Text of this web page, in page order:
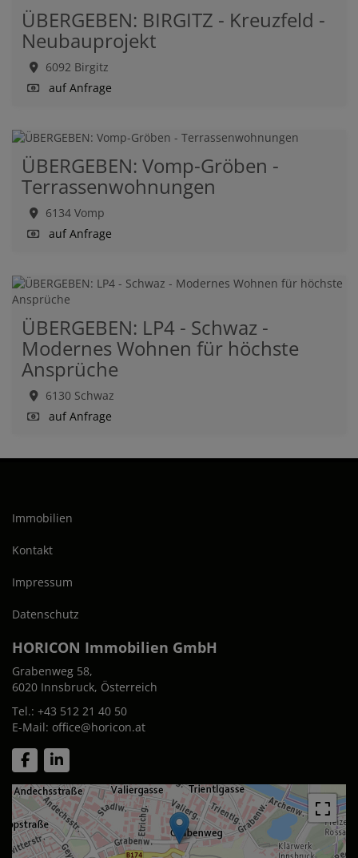
ÜBERGEBEN: BIRGITZ - Kreuzfeld -
Neubauprojekt
6092 Birgitz
auf Anfrage
ÜBERGEBEN: Vomp-Gröben -
Terrassenwohnungen
6134 Vomp
auf Anfrage
ÜBERGEBEN: LP4 - Schwaz -
Modernes Wohnen für höchste
Ansprüche
6130 Schwaz
auf Anfrage
Immobilien
Kontakt
Impressum
Datenschutz
HORICON Immobilien GmbH
Grabenweg 58,
6020 Innsbruck, Österreich
Tel.: +43 512 21 40 50
E-Mail: office@horicon.at